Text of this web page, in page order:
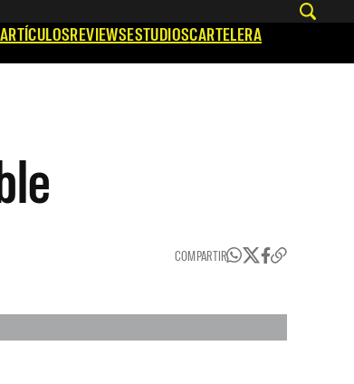
ARTÍCULOSREVIEWSESTUDIOSCARTELERA
COMPARTIR